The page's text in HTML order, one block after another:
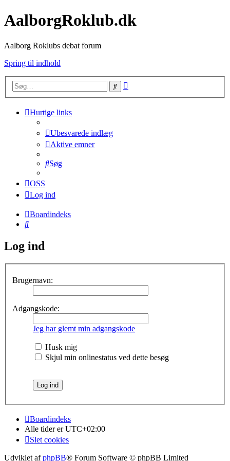
AalborgRoklub.dk
Aalborg Roklubs debat forum
Spring til indhold
Søg
Hurtige links
Ubesvarede indlæg
Aktive emner
Søg
OSS
Log ind
Boardindeks
Søg
Log ind
Brugernavn:
Adgangskode:
Jeg har glemt min adgangskode
Husk mig
Skjul min onlinestatus ved dette besøg
Boardindeks
Alle tider erUTC+02:00
Slet cookies
Udviklet afphpBB® Forum Software © phpBB Limited